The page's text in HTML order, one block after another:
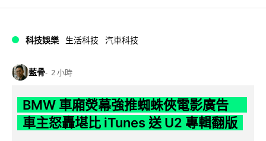
科技娛樂 生活科技 汽車科技
藍骨 2 小時
BMW 車廂熒幕強推蜘蛛俠電影廣告
車主怒轟堪比 iTunes 送 U2 專輯翻版